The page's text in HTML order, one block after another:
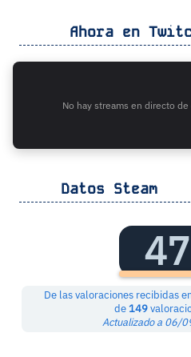
Ahora en
No hay streams en directo
Datos Steam
De las valoraciones recibidas
de149
Actualizado a 06/